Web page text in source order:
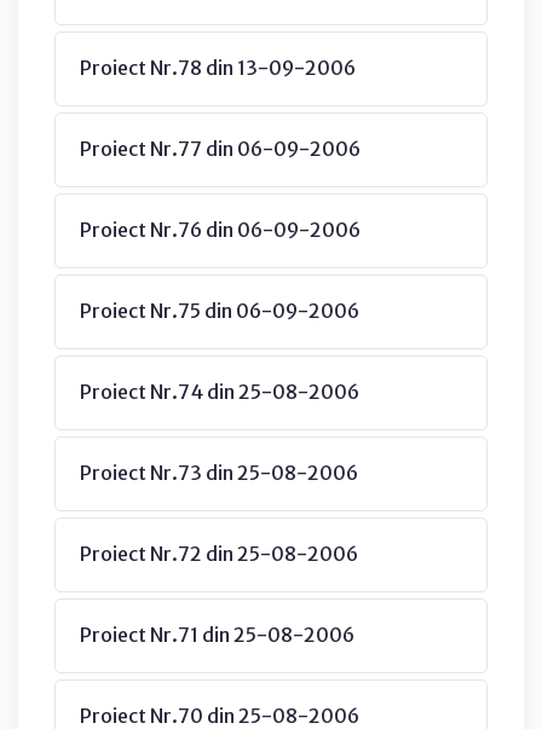
Proiect Nr.78 din 13-09-2006
Proiect Nr.77 din 06-09-2006
Proiect Nr.76 din 06-09-2006
Proiect Nr.75 din 06-09-2006
Proiect Nr.74 din 25-08-2006
Proiect Nr.73 din 25-08-2006
Proiect Nr.72 din 25-08-2006
Proiect Nr.71 din 25-08-2006
Proiect Nr.70 din 25-08-2006